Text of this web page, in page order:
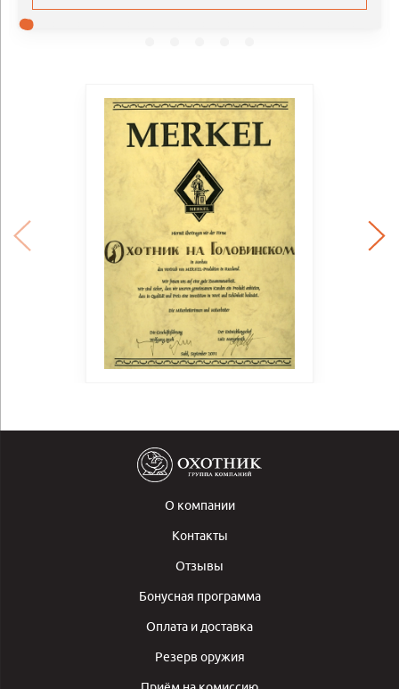
О компании
Контакты
Отзывы
Бонусная программа
Оплата и доставка
Резерв оружия